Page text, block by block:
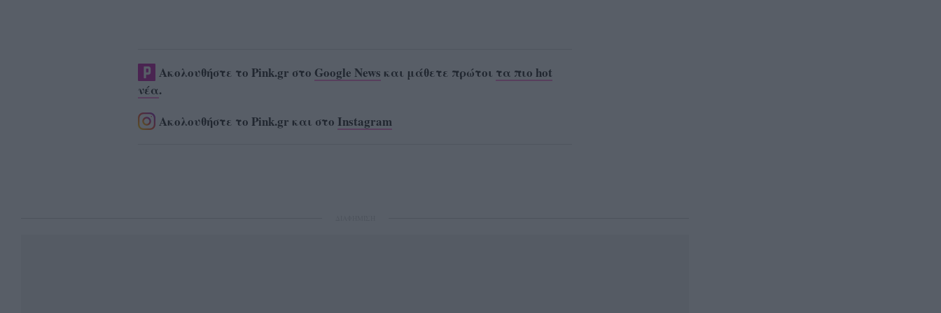
Ακολουθήστε το Pink.gr στο Google News και μάθετε πρώτοι τα πιο hot
νέα.
Ακολουθήστε το Pink.gr και στο Instagram